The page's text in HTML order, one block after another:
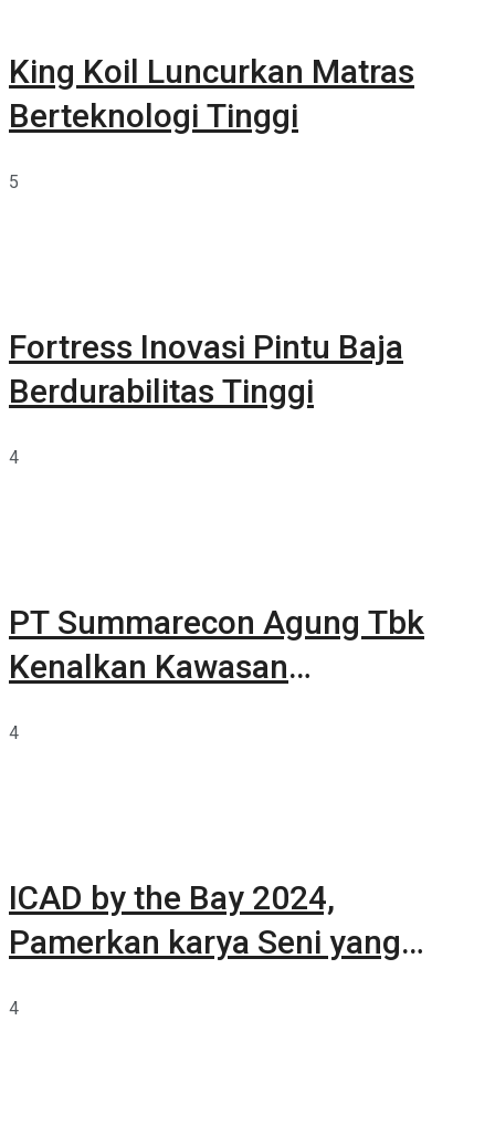
King Koil Luncurkan Matras
Berteknologi Tinggi
5
Fortress Inovasi Pintu Baja
Berdurabilitas Tinggi
4
PT Summarecon Agung Tbk
Kenalkan Kawasan
4
ICAD by the Bay 2024,
Pamerkan karya Seni yang
4